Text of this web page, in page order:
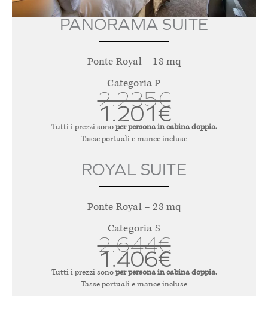
PANORAMA SUITE
Ponte Royal – 18 mq
Categoria P
2.235€
1.201€
Tutti i prezzi sonoper persona in cabina doppia.
Tasse portuali e mance incluse
ROYAL SUITE
Ponte Royal – 28 mq
Categoria S
2.644€
1.406€
Tutti i prezzi sonoper persona in cabina doppia.
Tasse portuali e mance incluse